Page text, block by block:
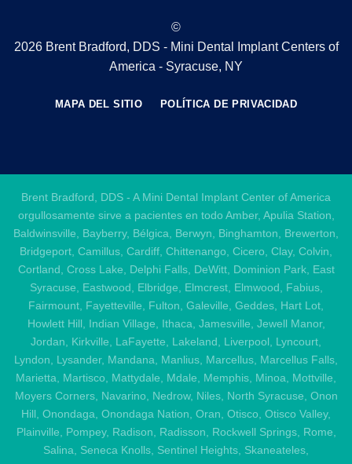
©
2026 Brent Bradford, DDS - Mini Dental Implant Centers of
America - Syracuse, NY
MAPA DEL SITIO POLÍTICA DE PRIVACIDAD
Brent Bradford, DDS - A Mini Dental Implant Center of America
orgullosamente sirve a pacientes en todo Amber, Apulia Station,
Baldwinsville, Bayberry, Bélgica, Berwyn, Binghamton, Brewerton,
Bridgeport, Camillus, Cardiff, Chittenango, Cicero, Clay, Colvin,
Cortland, Cross Lake, Delphi Falls, DeWitt, Dominion Park, East
Syracuse, Eastwood, Elbridge, Elmcrest, Elmwood, Fabius,
Fairmount, Fayetteville, Fulton, Galeville, Geddes, Hart Lot,
Howlett Hill, Indian Village, Ithaca, Jamesville, Jewell Manor,
Jordan, Kirkville, LaFayette, Lakeland, Liverpool, Lyncourt,
Lyndon, Lysander, Mandana, Manlius, Marcellus, Marcellus Falls,
Marietta, Martisco, Mattydale, Mdale, Memphis, Minoa, Mottville,
Moyers Corners, Navarino, Nedrow, Niles, North Syracuse, Onon
Hill, Onondaga, Onondaga Nation, Oran, Otisco, Otisco Valley,
Plainville, Pompey, Radison, Radisson, Rockwell Springs, Rome,
Salina, Seneca Knolls, Sentinel Heights, Skaneateles,